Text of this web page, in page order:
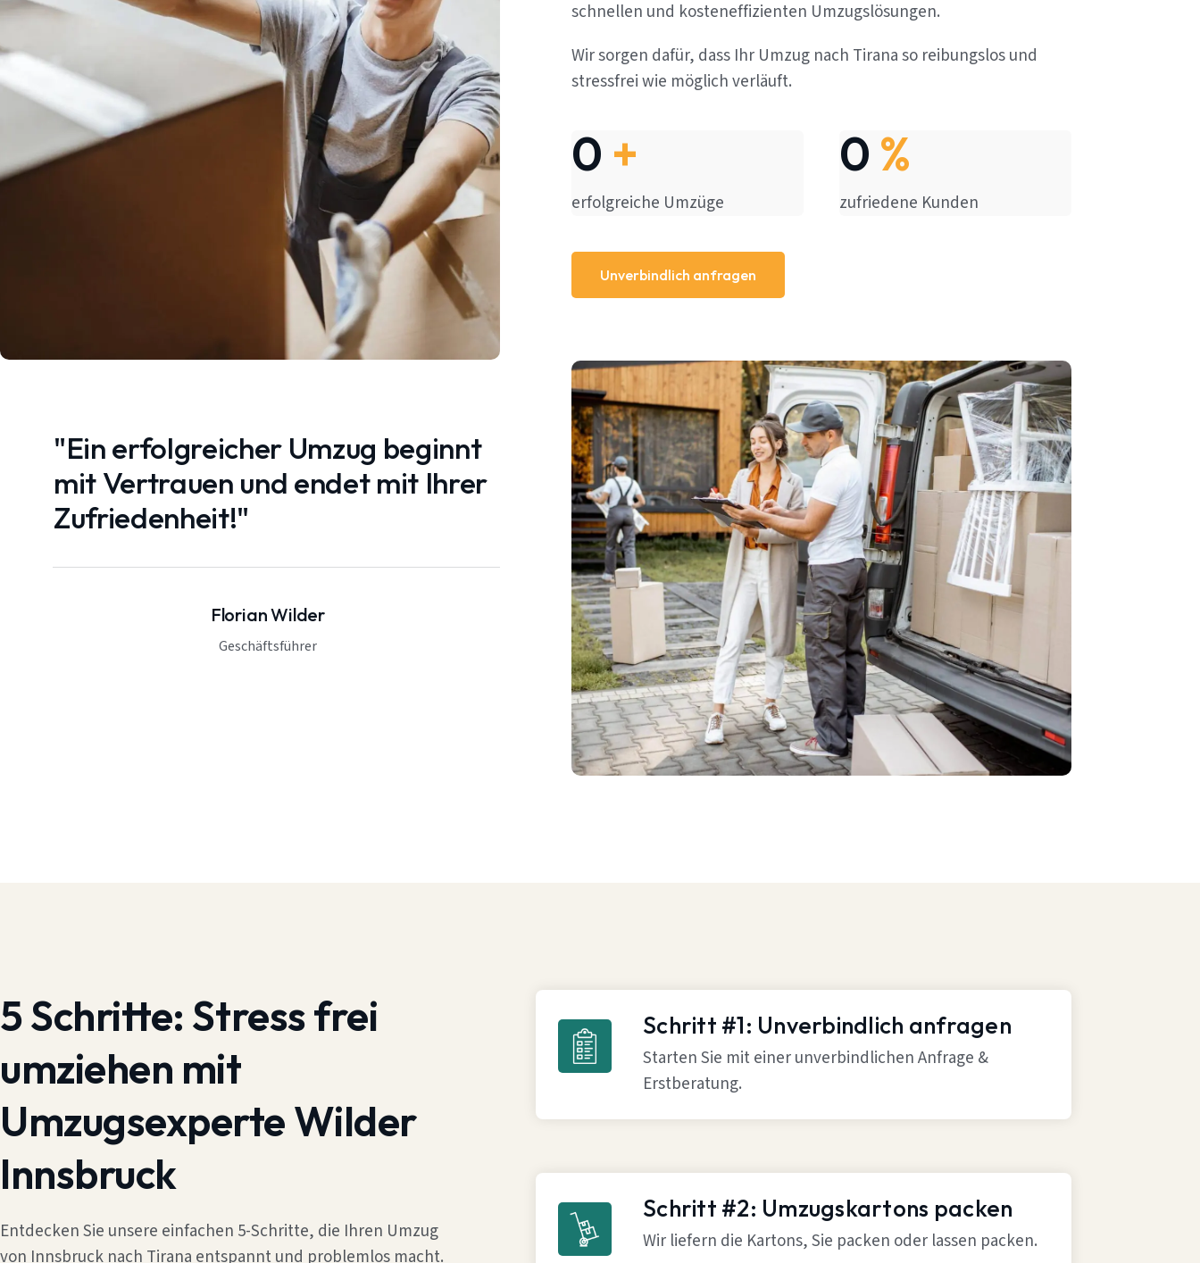
"Ein erfolgreicher Umzug beginnt
mit Vertrauen und endet mit Ihrer
Zufriedenheit!"
Florian Wilder
Geschäftsführer
schnellen und kosteneffizienten Umzugslösungen.
Wir sorgen dafür, dass Ihr Umzug nach Tirana so reibungslos und
stressfrei wie möglich verläuft.
0 +
erfolgreiche Umzüge
0 %
zufriedene Kunden
Unverbindlich anfragen
5 Schritte: Stress frei
umziehen mit
Umzugsexperte Wilder
Innsbruck
Entdecken Sie unsere einfachen 5-Schritte, die Ihren Umzug
von Innsbruck nach Tirana entspannt und problemlos macht.
Schritt #1: Unverbindlich anfragen
Starten Sie mit einer unverbindlichen Anfrage &
Erstberatung.
Schritt #2: Umzugskartons packen
Wir liefern die Kartons, Sie packen oder lassen packen.